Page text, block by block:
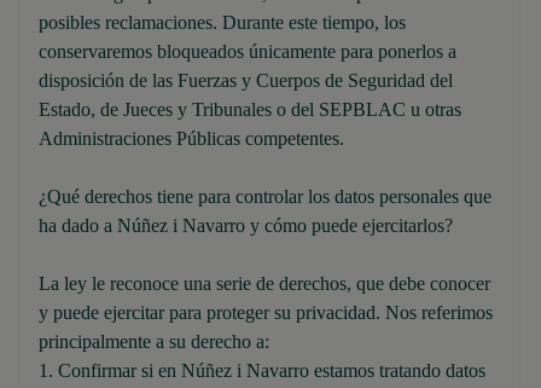
posibles reclamaciones. Durante este tiempo, los
conservaremos bloqueados únicamente para ponerlos a
disposición de las Fuerzas y Cuerpos de Seguridad del
Estado, de Jueces y Tribunales o del SEPBLAC u otras
Administraciones Públicas competentes.
¿Qué derechos tiene para controlar los datos personales que
ha dado a Núñez i Navarro y cómo puede ejercitarlos?
La ley le reconoce una serie de derechos, que debe conocer
y puede ejercitar para proteger su privacidad. Nos referimos
principalmente a su derecho a:
1. Confirmar si en Núñez i Navarro estamos tratando datos